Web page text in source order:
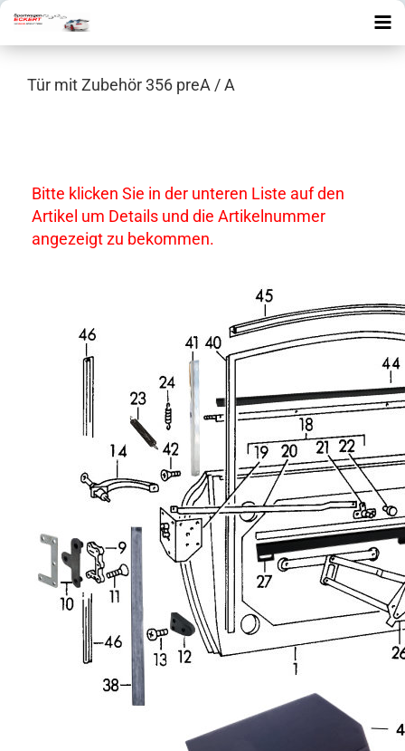
Tür mit Zubehör 356 preA / A
Bitte klicken Sie in der unteren Liste auf den
Artikel um Details und die Artikelnummer
angezeigt zu bekommen.